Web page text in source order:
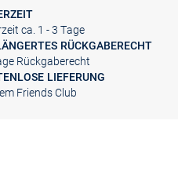
ca. 1 - 3 Tage
RÜCKGABERECHT
Rückgaberecht
LIEFERUNG
Friends Club